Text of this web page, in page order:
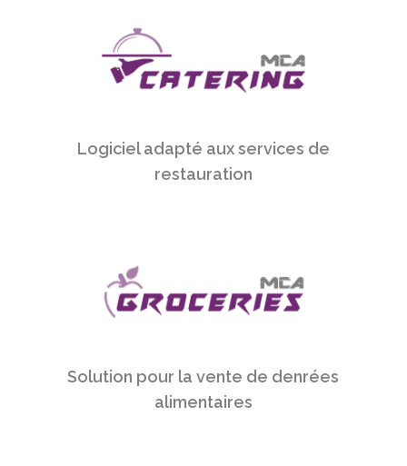
Logiciel adapté aux services de
restauration
Solution pour la vente de denrées
alimentaires